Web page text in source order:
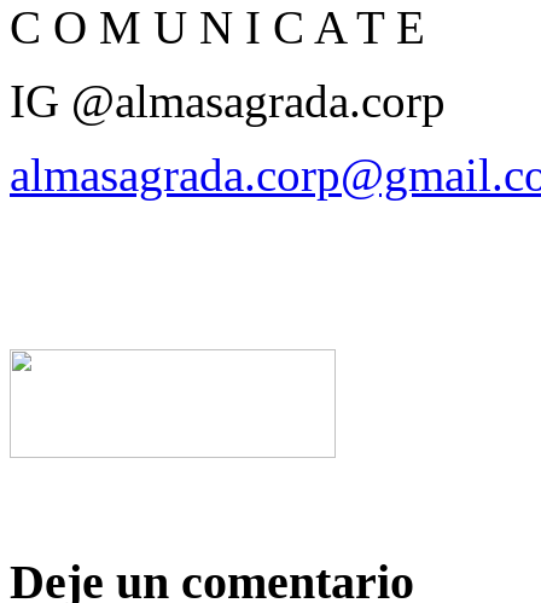
C O M U N I C A T E
IG @almasagrada.corp
Deje un comentario